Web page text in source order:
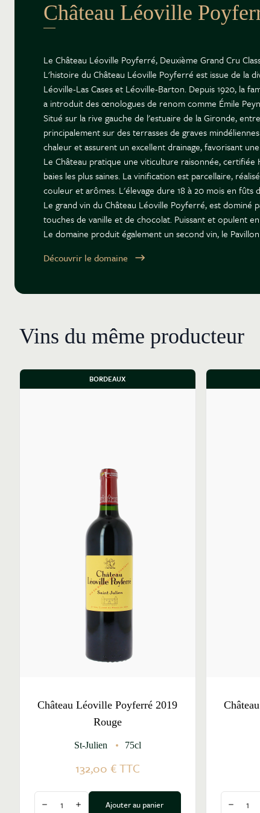
Château Léoville
Le Château Léoville Poyferré, Deuxième Grand Cru
L'histoire du Château Léoville Poyferré est issue de la
Léoville-Las Cases et Léoville-Barton. Depuis 1920, la
a introduit des œnologues de renom comme Émile
Situé sur la rive gauche de l'estuaire de la Gironde,
principalement sur des terrasses de graves
chaleur et assurent un excellent drainage, favorisant
Le Château pratique une viticulture raisonnée, certifiée
baies les plus saines. La vinification est parcellaire,
couleur et arômes. L'élevage dure 18 à 20 mois en
Le grand vin du Château Léoville Poyferré, est dominé
touches de vanille et de chocolat. Puissant et opulent
Le domaine produit également un second vin, le
Découvrir le domaine
Vins du même producteur
BORDEAUX
Château Léoville Poyferré 2019
Rouge
St-Julien 75cl
132,00 €TTC
Ajouter au panier